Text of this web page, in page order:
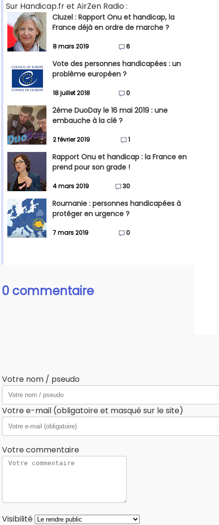
Sur Handicap.fr et AirZen Radio :
Cluzel : Rapport Onu et handicap, la
France déjà en ordre de marche ?
8 mars 2019 6
Vote des personnes handicapées : un
problème européen ?
18 juillet 2018 0
2ème DuoDay le 16 mai 2019 : une
embauche à la clé ?
2 février 2019 1
Rapport Onu et handicap : la France en
prend pour son grade !
4 mars 2019 30
Roumanie : personnes handicapées à
protéger en urgence ?
7 mars 2019 0
0 commentaire
Votre nom / pseudo
Votre e-mail (obligatoire et masqué sur le site)
Votre commentaire
Visibilité